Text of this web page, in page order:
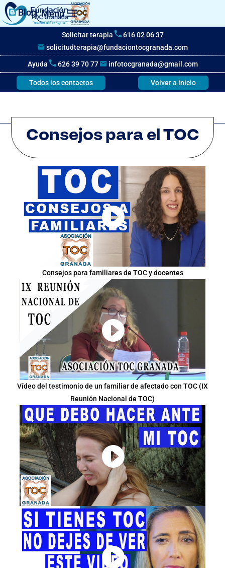
Blog Menú
Solicitar terapia
616 02 06 37
solicitudterapia@fundaciontocgranada.com
Ayuda 626 39 70 77 infotocgranada@gmail.com
Todos los contactos Volver a inicio
Consejos para el TOC
Consejos para familiares de TOC y docentes
Vídeo del testimonio de un familiar de afectado con TOC (IX
Reunión Nacional de TOC)